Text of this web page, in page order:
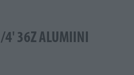
4' 36Z ALUMIINI